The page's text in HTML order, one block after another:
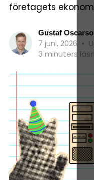
företagets
Gustaf
7 juni, 2026 •
3 minuters